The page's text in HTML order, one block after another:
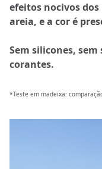
efeitos nocivos dos
areia, e a cor é
Sem silicones,
corantes.
*Teste em madeixa: